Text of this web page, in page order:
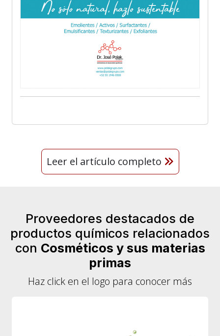
Leer el artículo completo
Proveedores destacados de
productos químicos relacionados
con Cosméticos y sus materias
primas
Haz click en el logo para conocer más